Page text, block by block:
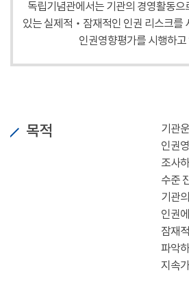
독립기념관에서는 기관의 경영활동으
있는 실제적‧잠재적인 인권 리스크를
인권영향평가를 시행하고
목적
기관
인권
조사
수준
기관
인권
잠재
파악
지속